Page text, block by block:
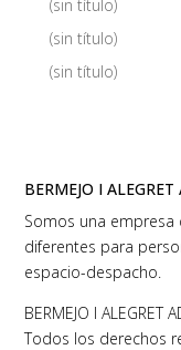
(sin título)
(sin título)
(sin título)
BERMEJO I
Somos una empresa
diferentes para
espacio-despacho.
BERMEJO I
Todos los derechos